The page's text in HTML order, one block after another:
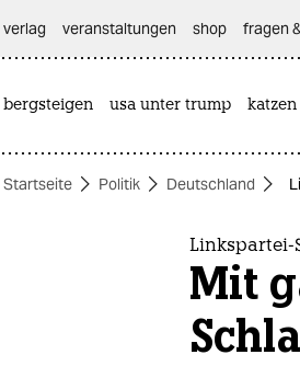
themen
verlag
veranstaltungen shop fragen
bergsteigen usa unter trump katzen
Startseite Politik Deutschland
Linkspartei-
Mit